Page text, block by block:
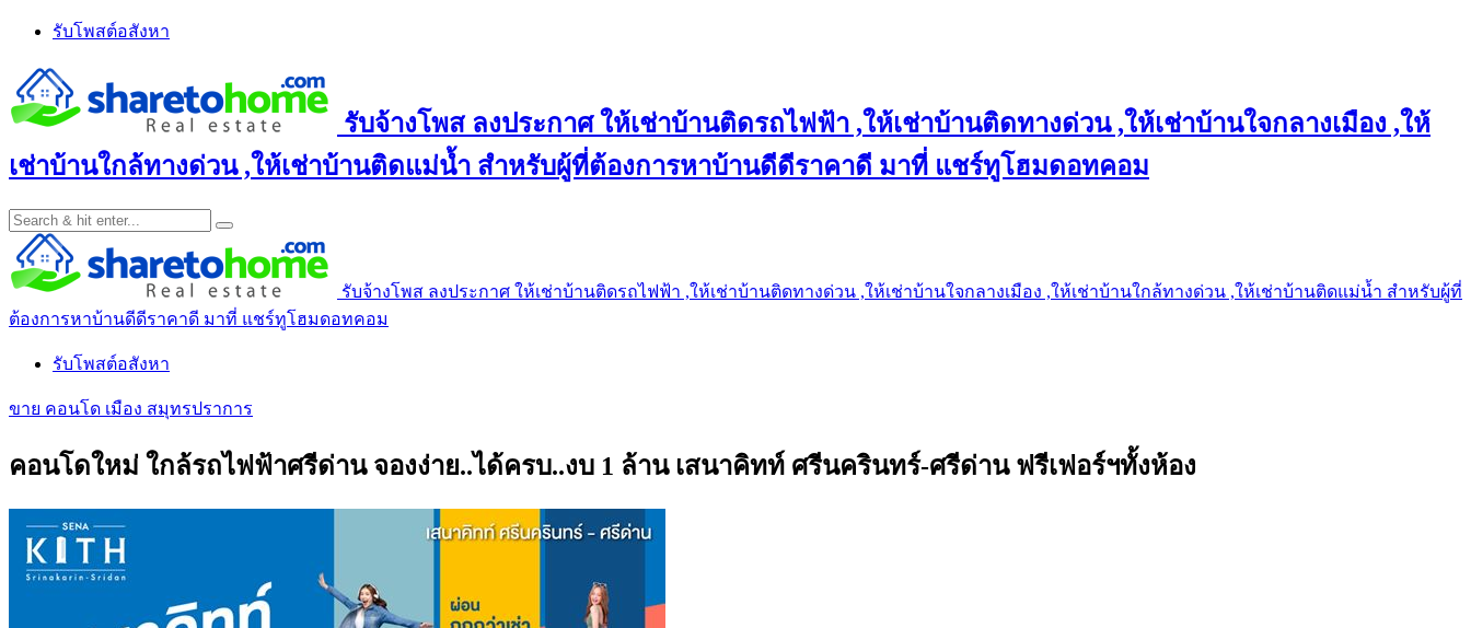
Skip
content
รับโพสต์อสังหา
รับจ้างโพส ลงประกาศ ให้เช่าบ้านติดรถไฟฟ้า ,ให้เช่าบ้านติดทางด่วน ,ให้เช่าบ้านใจกลางเมือง ,ให้
เช่าบ้านใกล้ทางด่วน ,ให้เช่าบ้านติดแม่น้ำ สำหรับผู้ที่ต้องการหาบ้านดีดีราคาดี มาที่ แชร์ทูโฮมดอทคอม
รับจ้างโพส ลงประกาศ ให้เช่าบ้านติดรถไฟฟ้า ,ให้เช่าบ้านติดทางด่วน ,ให้เช่าบ้านใจกลางเมือง ,ให้เช่าบ้านใกล้ทางด่วน ,ให้เช่าบ้านติดแม่น้ำ สำหรับผู้ที่
ต้องการหาบ้านดีดีราคาดี มาที่ แชร์ทูโฮมดอทคอม
รับโพสต์อสังหา
ขาย คอนโด เมือง สมุทรปราการ
คอนโดใหม่ ใกล้รถไฟฟ้าศรีด่าน จองง่าย..ได้ครบ..งบ 1 ล้าน เสนาคิทท์ ศรีนครินทร์-ศรีด่าน ฟรีเฟอร์ฯทั้งห้อง